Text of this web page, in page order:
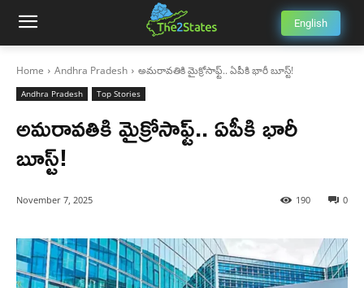
English
Home Andhra Pradesh అమరావతికి మైక్రోసాఫ్ట్.. ఏపీకి భారీ బూస్ట్!
Andhra Pradesh Top Stories
అమరావతికి మైక్రోసాఫ్ట్.. ఏపీకి భారీ
బూస్ట్!
November 7, 2025 0
190